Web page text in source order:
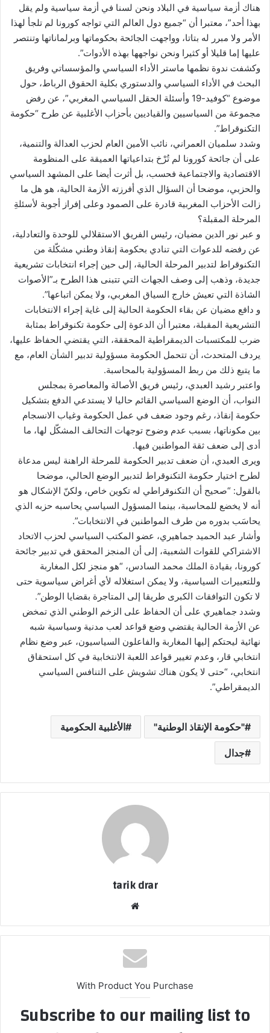
هناك أزمة سياسية في البلاد ونحن لسنا في أزمة سياسية ولم يقل
بهذا أحد”، معتبرا أن “جميع دول العالم التي تواجه كورونا لم تلجأ لهذا
الأمر ولا مبرر له بتاتا، وواجهت الجائحة بحكوماتها وبرلماناتها وتنتصر
عليها إما قليلا أو كثيرا ونحن نواجهها بهذه الأدوات”.
وكشفت ندوة نظمها ماستر الأداء السياسي والمؤسساتي وفريق
البحث في الأداء السياسي والدستوري بكلية الحقوق الرباط، حول
موضوع “كوفيد-19 وأسئلة الحقل السياسي المغربي”، عن رفض
مجموعة من السياسيين والقياديين بأحزاب الأغلبية عن طرح “حكومة
التكنوقراط”.
وشدد سلميان العمراني، نائب الأمين العام لحزب العدالة والتنمية،
على أن جائحة كورونا لم تُرْخ بتداعياتها العميقة على المنظومة
الاقتصادية والاجتماعية فحسب، بل أثرت أيضا على المشهد السياسي
والحزبي، موضحا أن السؤال الذي أفرزته الأزمة الحالية، هو هل ما
زالت الأحزاب المغربية قادرة على الصمود وعلى إفراز أجوبة لأسئلةِ
المرحلة المقبلة؟
و عبر نور الدين مضيان، رئيس الفريق الاستقلالي للوحدة والتعادلية،
عن رفضه للدعوات التي تنادي بحكومة إنقاذ وطني مشكّلة من
التكنوقراط لتدبير المرحلة الحالية، إلى حين إجراء انتخابات تشريعية
جديدة، وذهب إلى وصف الجهات التي تتبنى هذا الطرح بـ”الأصوات
الشاذة التي تعيش خارج السياق المغربي، ولا يمكن اتباعها”.
و دافع مضيان عن بقاء الحكومة الحالية إلى غاية إجراء الانتخابات
التشريعية المقبلة، معتبرا أن الدعوة إلى حكومة تكنوقراط بمثابة
ضرب للمكتسبات الديمقراطية المحققة، التي يقتضي الحفاظ عليها،
يردف المتحدث، أن تتحمل الحكومة مسؤولية تدبير الشأن العام، مع
ما يتبع ذلك من ربط المسؤولية بالمحاسبة.
واعتبر رشيد العبدي، رئيس فريق الأصالة والمعاصرة بمجلس
النواب، أن الوضع السياسي القائم حاليا لا يستدعي الدفع بتشكيل
حكومة إنقاذ، رغم وجود ضعف في عمل الحكومة وغياب الانسجام
بين مكوناتها، بسبب عدم وضوح توجهات التحالف المشكّل لها، ما
أدى إلى ضعف ثقة المواطنين فيها.
ويرى العبدي، أن ضعف تدبير الحكومة للمرحلة الراهنة ليس مدعاة
لطرح اختيار حكومة التكنوقراط لتدبير الوضع الحالي، موضحا
بالقول: “صحيح أن التكنوقراطي له تكوين خاص، ولكنّ الإشكال هو
أنه لا يخضع للمحاسبة، بينما المسؤول السياسي يحاسبه حزبه الذي
يحاسَب بدوره من طرف المواطنين في الانتخابات”.
وأشار عبد الحميد جماهيري، عضو المكتب السياسي لحزب الاتحاد
الاشتراكي للقوات الشعبية، إلى أن المنجز المحقق في تدبير جائحة
كورونا، بقيادة الملك محمد السادس، “هو منجز لكل المغاربة
وللتعبيرات السياسية، ولا يمكن استغلاله لأي أغراض سياسوية حتى
لا تكون التوافقات الكبرى طريقا إلى المتاجرة بقضايا الوطن”.
وشدد جماهيري على أن الحفاظ على الزخم الوطني الذي تمخض
عن الأزمة الحالية يقتضي وضع قواعد لعب مدنية وسياسية شبه
نهائية ليحتكم إليها المغاربة والفاعلون السياسيون، عبر وضع نظام
انتخابي قار، وعدم تغيير قواعد اللعبة الانتخابية في كل استحقاق
انتخابي، “حتى لا يكون هناك تشويش على التنافس السياسي
الديمقراطي”.
"حكومة الإنقاذ الوطنية" الأغلبية الحكومية
جدال
tarik drar
الوي
ب
With Product You Purchase
Subscribe to our mailing list to